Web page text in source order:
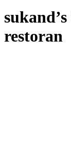
restoran